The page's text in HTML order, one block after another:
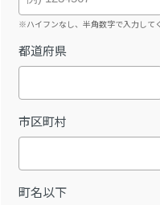
※ハイフンなし、半角数字で入力して
都道府県
市区町村
町名以下